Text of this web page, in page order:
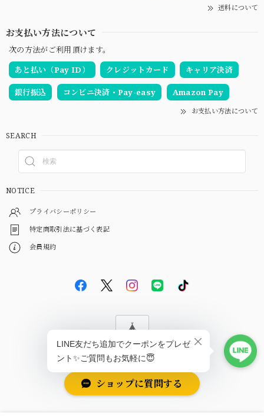
送料について
お支払い方法について
次の方法がご利用頂けます。
あと払い（Pay ID）
クレジットカード キャリア決済
銀行振込 コンビニ決済・Pay-easy Amazon Pay
お支払い方法について
SEARCH
NOTICE
プライバシーポリシー
特定商取引法に基づく表記
会員規約
© EBiS GEM
ショップに質問する